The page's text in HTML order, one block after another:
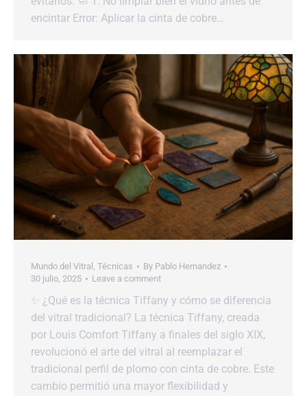
encintar Error: Aplicar la cinta de cobre…
Mundo del Vitral , Técnicas By Pablo Hernandez
30 julio, 2025
Leave a comment
✨ ¿Qué es la técnica Tiffany y cómo se diferencia
del vitral tradicional? La técnica Tiffany, creada
por Louis Comfort Tiffany a finales del siglo XIX,
revolucionó el arte del vitral al reemplazar el
tradicional perfil de plomo con cinta de cobre. Este
cambio permitió una mayor flexibilidad y